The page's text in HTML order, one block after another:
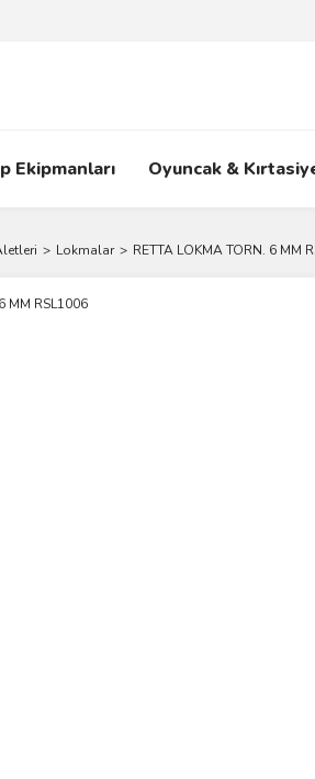
Ekipmanları Oyuncak &
Lokmalar RETTA LOKMA TORN. 6 MM